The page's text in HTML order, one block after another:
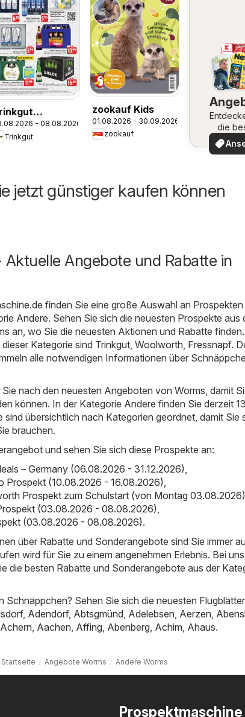
Worms
- 08.08.2026
Trinkgut
zookauf Kids
01.08.2026 - 30.09.2026
zookauf
die
jetzt günstiger kaufen können
Angebote und Rabatte in
finden Sie eine große Auswahl an
Andere. Sehen Sie sich die neuesten Prospekte aus
an, wo Sie die neuesten Aktionen und Rabatte
Kategorie sind Trinkgut, Woolworth, Fressnapf.
alle notwendigen Informationen über
nach den neuesten Angeboten von Worms, damit
können. In der Kategorie Andere finden Sie derzeit
sind übersichtlich nach Kategorien geordnet, damit Sie
brauchen.
und sehen Sie sich diese Prospekte an:
– Germany (06.08.2026 - 31.12.2026),
Prospekt (10.08.2026 - 16.08.2026),
Prospekt zum Schulstart (von Montag 03.08.2026)
(03.08.2026 - 08.08.2026),
(03.08.2026 - 08.08.2026).
über Rabatte und Sonderangebote sind Sie immer
wird für Sie zu einem angenehmen Erlebnis. Bei uns
die besten Rabatte und Sonderangebote aus der
Schnäppchen? Sehen Sie sich die neuesten
, Adendorf, Abtsgmünd, Adelebsen, Aerzen,
Achern, Aachen, Affing, Abenberg, Achim, Ahaus.
Startseite Angebote Worms Andere Worms
Prospektmaschine